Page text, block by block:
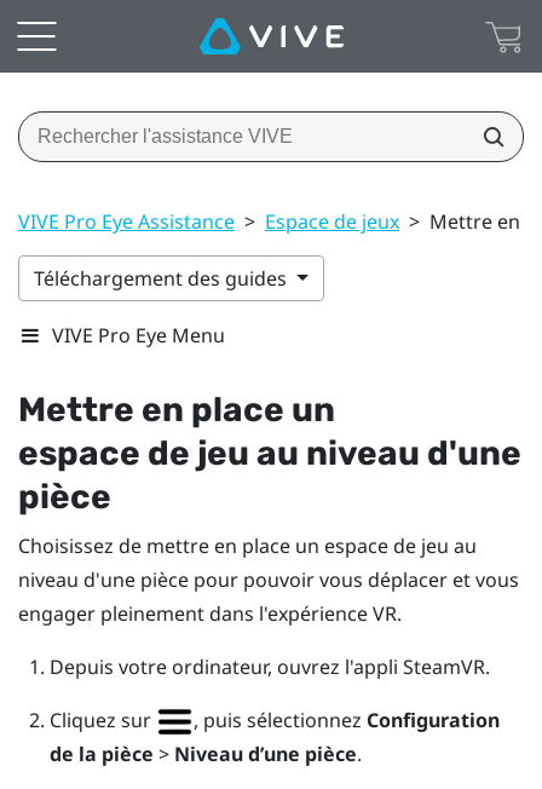
VIVE Pro Eye Assistance > Espace de jeux > Mettre en
Téléchargement des guides
VIVE Pro Eye Menu
Mettre en place un
espace de jeu au niveau d'une
pièce
Choisissez de mettre en place un espace de jeu au
niveau d'une pièce pour pouvoir vous déplacer et vous
engager pleinement dans l'expérience VR.
Depuis votre ordinateur, ouvrez l'appli SteamVR.
Cliquez sur
, puis sélectionnez Configuration
de la pièce > Niveau d’une pièce.